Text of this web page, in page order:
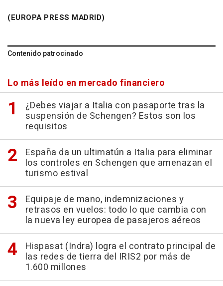
(EUROPA PRESS MADRID)
Contenido patrocinado
Lo más leído en mercado financiero
¿Debes viajar a Italia con pasaporte tras la
suspensión de Schengen? Estos son los
requisitos
España da un ultimatún a Italia para eliminar
los controles en Schengen que amenazan el
turismo estival
Equipaje de mano, indemnizaciones y
retrasos en vuelos: todo lo que cambia con
la nueva ley europea de pasajeros aéreos
Hispasat (Indra) logra el contrato principal de
las redes de tierra del IRIS2 por más de
1.600 millones